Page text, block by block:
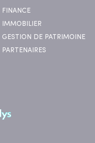
FINANCE
IMMOBILIER
GESTION DE PATRIMOINE
PARTENAIRES